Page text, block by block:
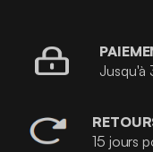
Jusqu'à
15 jours